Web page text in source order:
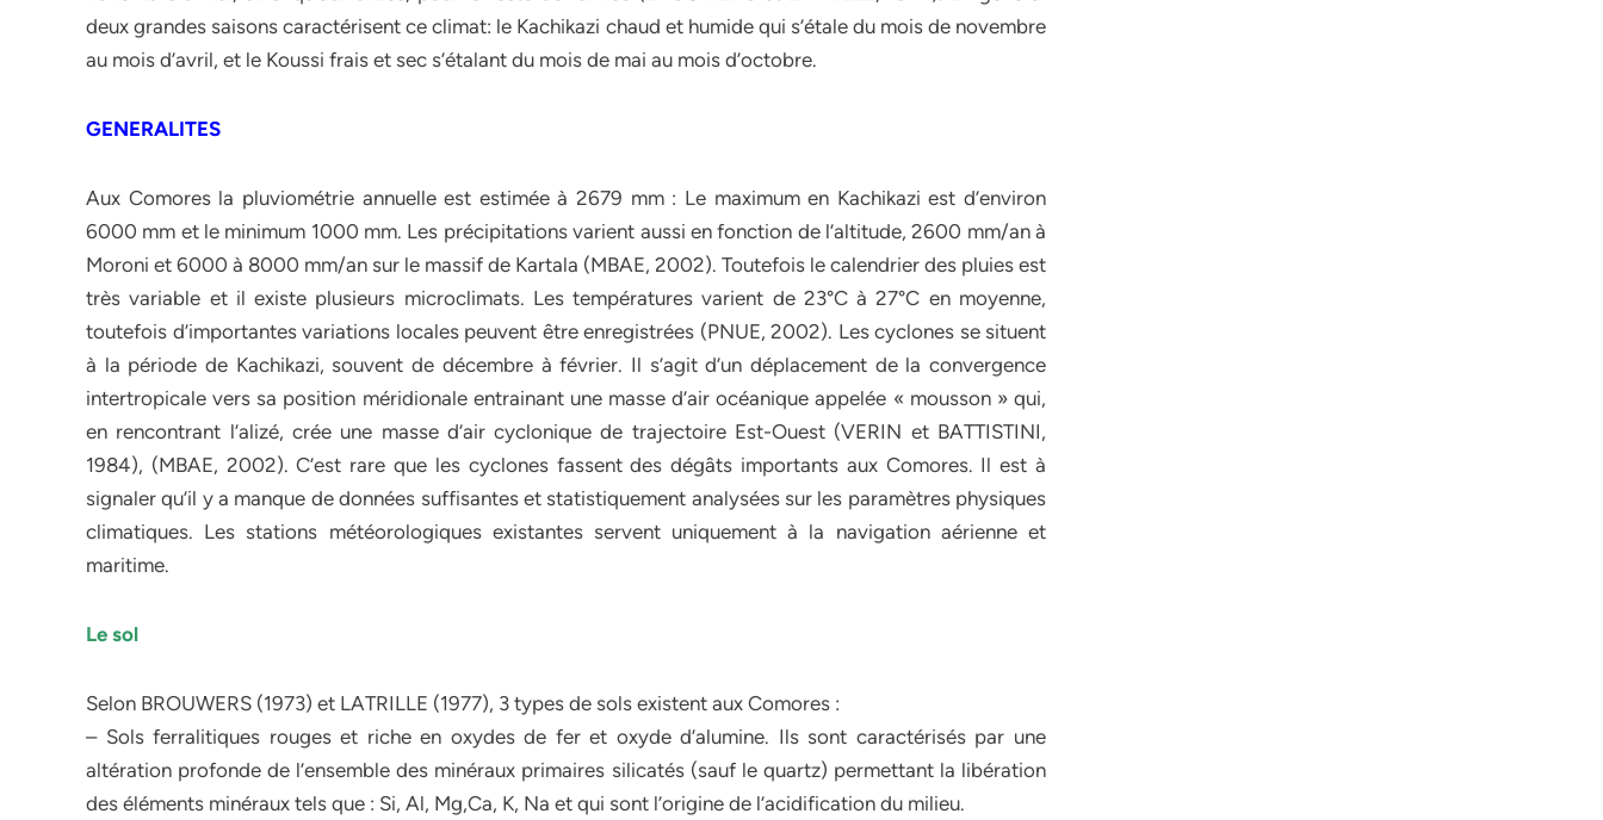
deux grandes saisons caractérisent ce climat: le Kachikazi chaud et humide qui s’étale du mois de novembre
au mois d’avril, et le Koussi frais et sec s’étalant du mois de mai au mois d’octobre.
GENERALITES
Aux Comores la pluviométrie annuelle est estimée à 2679 mm : Le maximum en Kachikazi est d’environ
6000 mm et le minimum 1000 mm. Les précipitations varient aussi en fonction de l’altitude, 2600 mm/an à
Moroni et 6000 à 8000 mm/an sur le massif de Kartala (MBAE, 2002). Toutefois le calendrier des pluies est
très variable et il existe plusieurs microclimats. Les températures varient de 23°C à 27°C en moyenne,
toutefois d’importantes variations locales peuvent être enregistrées (PNUE, 2002). Les cyclones se situent
à la période de Kachikazi, souvent de décembre à février. Il s’agit d’un déplacement de la convergence
intertropicale vers sa position méridionale entrainant une masse d’air océanique appelée « mousson » qui,
en rencontrant l’alizé, crée une masse d’air cyclonique de trajectoire Est-Ouest (VERIN et BATTISTINI,
1984), (MBAE, 2002). C’est rare que les cyclones fassent des dégâts importants aux Comores. Il est à
signaler qu’il y a manque de données suffisantes et statistiquement analysées sur les paramètres physiques
climatiques. Les stations météorologiques existantes servent uniquement à la navigation aérienne et
maritime.
Le sol
Selon BROUWERS (1973) et LATRILLE (1977), 3 types de sols existent aux Comores :
– Sols ferralitiques rouges et riche en oxydes de fer et oxyde d’alumine. Ils sont caractérisés par une
altération profonde de l’ensemble des minéraux primaires silicatés (sauf le quartz) permettant la libération
des éléments minéraux tels que : Si, Al, Mg,Ca, K, Na et qui sont l’origine de l’acidification du milieu.